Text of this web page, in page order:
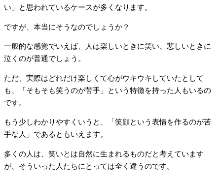
い」と思われているケースが多くなります。
ですが、本当にそうなのでしょうか？
一般的な感覚でいえば、人は楽しいときに笑い、悲しいときに
泣くのが普通でしょう。
ただ、実際はどれだけ楽しくて心がウキウキしていたとして
も、「そもそも笑うのが苦手」という特徴を持った人もいるの
です。
もう少しわかりやすくいうと、「笑顔という表情を作るのが苦
手な人」であるともいえます。
多くの人は、笑いとは自然に生まれるものだと考えています
が、そういった人たちにとっては全く違うのです。